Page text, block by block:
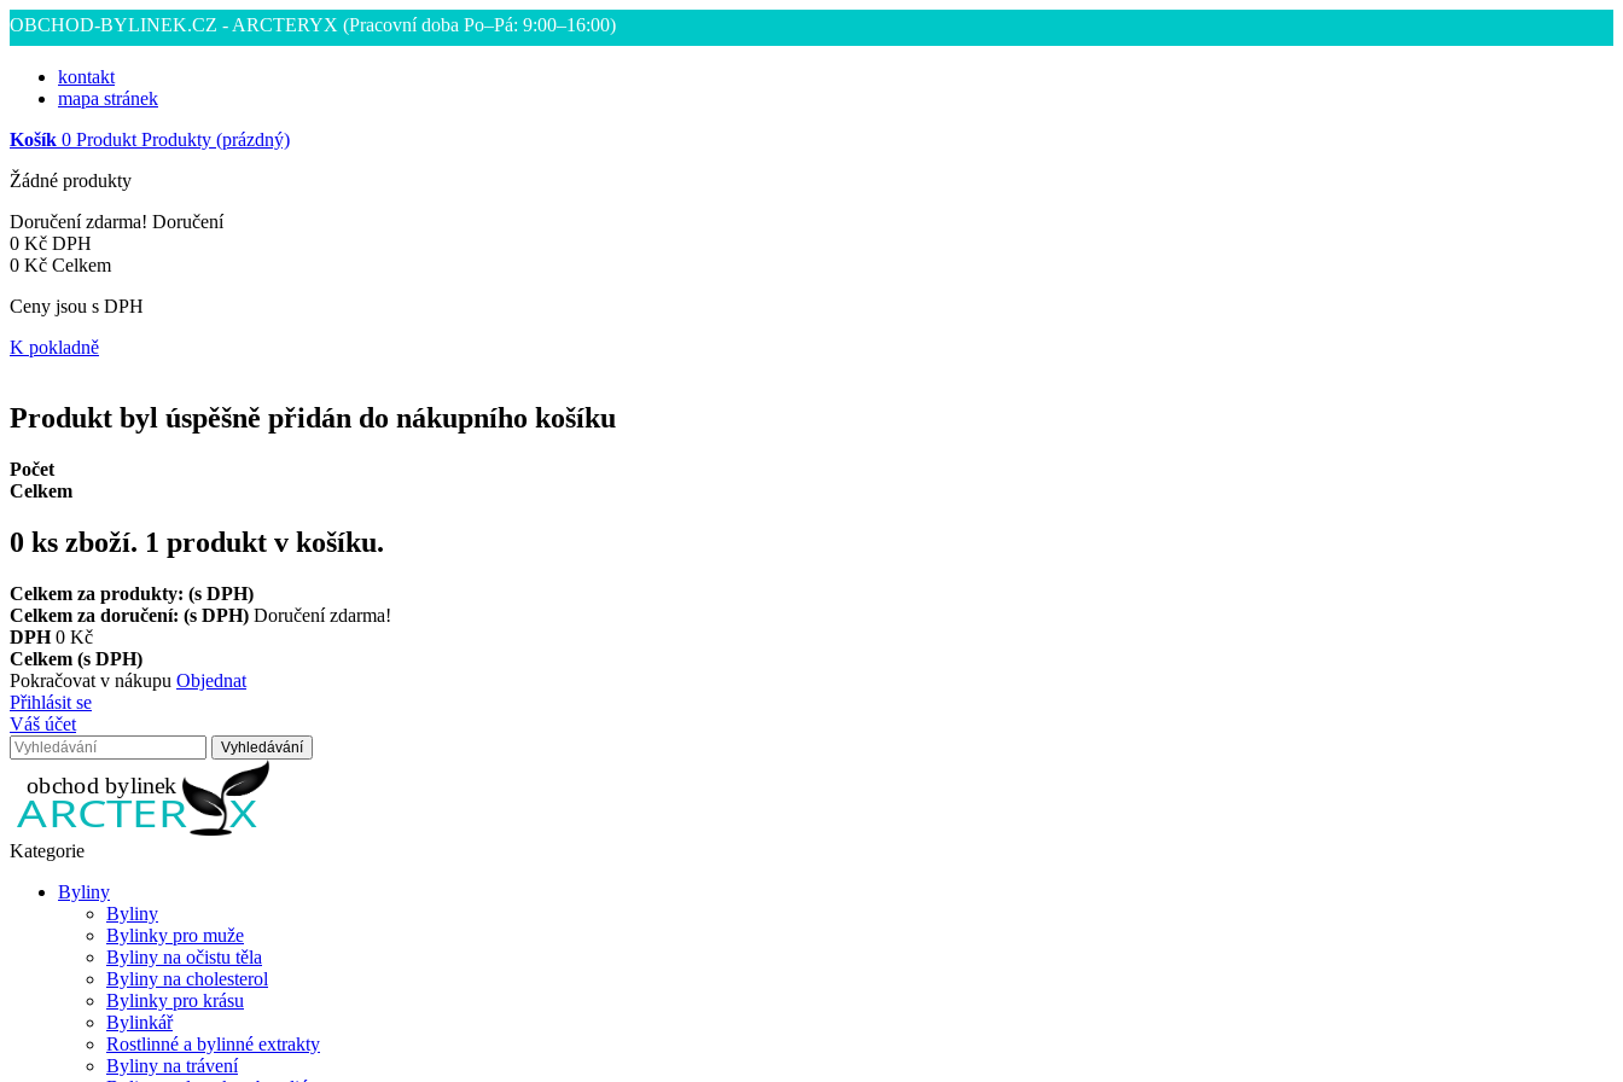
OBCHOD-BYLINEK.CZ - ARCTERYX (Pracovní doba Po–Pá: 9:00–16:00)
kontakt
mapa stránek
Košík 0 Produkt Produkty (prázdný)
Žádné produkty
Doručení zdarma! Doručení
0 Kč DPH
0 Kč Celkem
Ceny jsou s DPH
K pokladně
Produkt byl úspěšně přidán do nákupního košíku
Počet
Celkem
0 ks zboží. 1 produkt v košíku.
Celkem za produkty: (s DPH)
Celkem za doručení: (s DPH) Doručení zdarma!
DPH 0 Kč
Celkem (s DPH)
Pokračovat v nákupu Objednat
Přihlásit se
Váš účet
Vyhledávání
Kategorie
Byliny
Byliny
Bylinky pro muže
Byliny na očistu těla
Byliny na cholesterol
Bylinky pro krásu
Bylinkář
Rostlinné a bylinné extrakty
Byliny na trávení